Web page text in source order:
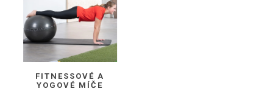
FITNESSOVÉ A
YOGOVÉ MÍČE